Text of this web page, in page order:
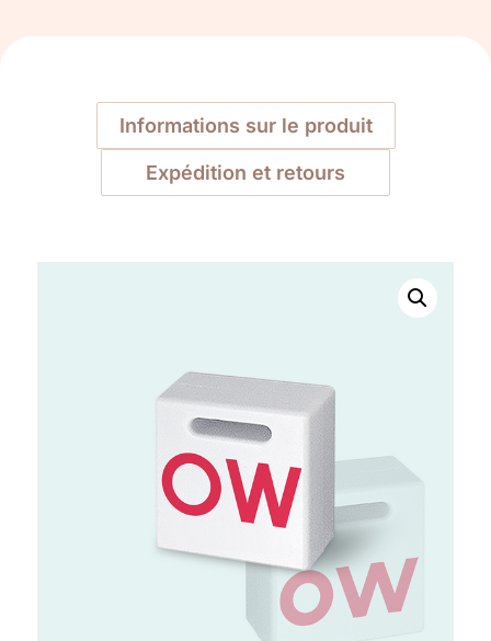
Informations sur le produit
Expédition et retours